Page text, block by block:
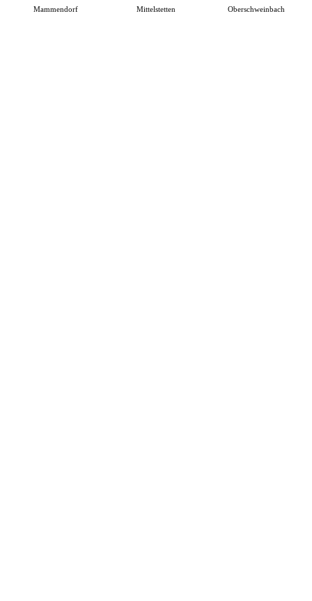
Mammendorf Mittelstetten Oberschweinbach